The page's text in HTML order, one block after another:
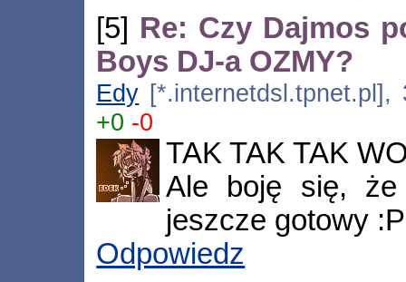
[5] Re: Czy Dajmos
Boys DJ-a OZMY?
Edy
+0 -0
TAK TAK TAK
Ale boję się,
jeszcze gotowy :P
Odpowiedz